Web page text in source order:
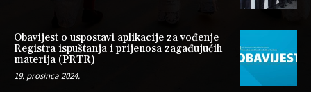
Obavijest o uspostavi aplikacije za vođenje
Registra ispuštanja i prijenosa zagađujućih
materija (PRTR)
19. prosinca 2024.